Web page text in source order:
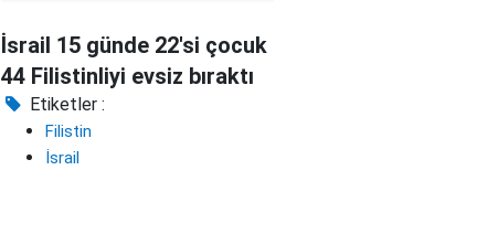
İsrail 15 günde 22'si çocuk
44 Filistinliyi evsiz bıraktı
Etiketler :
Filistin
İsrail